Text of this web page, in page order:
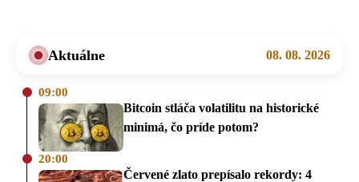
Aktuálne 08. 08. 2026
09:00
Bitcoin stláča volatilitu na historické
minimá, čo príde potom?
20:00
Červené zlato prepísalo rekordy: 4